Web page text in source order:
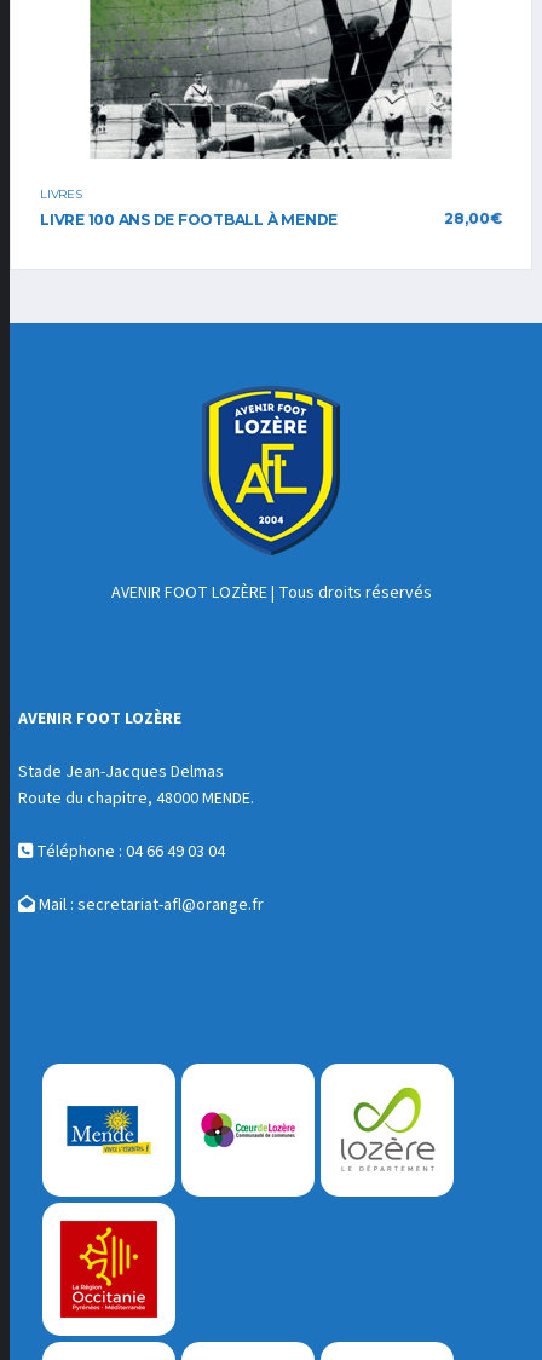
LIVRES
LIVRE 100 ANS DE FOOTBALL À MENDE 28,00€
AVENIR FOOT LOZÈRE| Tous droits réservés
AVENIR FOOT LOZÈRE
Stade Jean-Jacques Delmas
Route du chapitre, 48000 MENDE.
Téléphone : 04 66 49 03 04
Mail : secretariat-afl@orange.fr